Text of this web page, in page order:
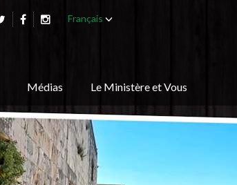
Français
Médias Le Ministère et Vous